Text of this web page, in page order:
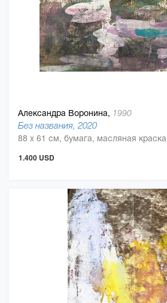
Александра Воронина, 1990
Без названия, 2020
88 x 61 см, бумага, масляная краска
1.400 USD